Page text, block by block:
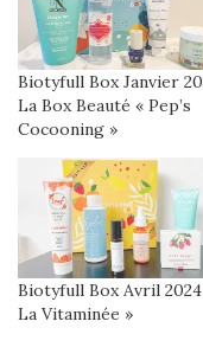
Biotyfull Box Janvier
La Box Beauté « Pep’s
Cocooning »
Biotyfull Box Avril 2024
La Vitaminée »